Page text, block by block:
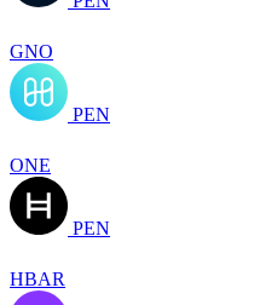
GNO
PEN
ONE
PEN
HBAR